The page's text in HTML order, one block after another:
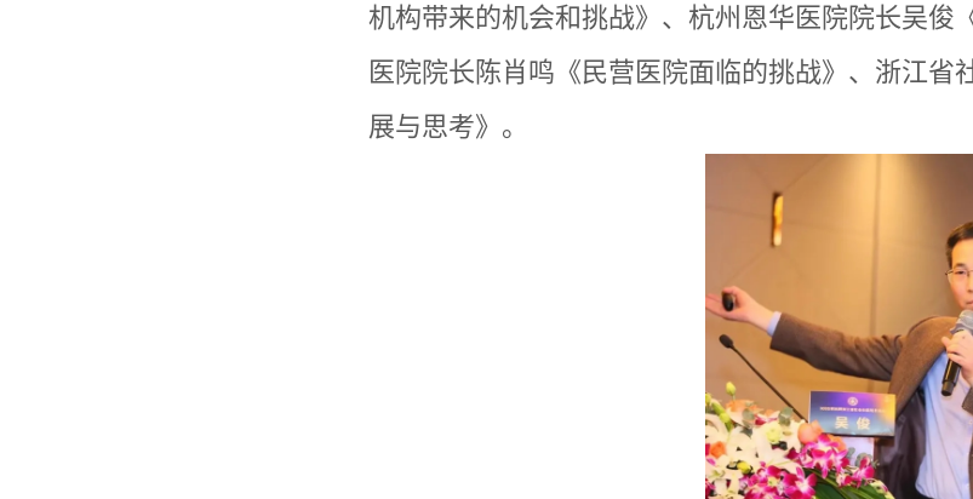
机构带来的机会和挑战》、杭州恩华医院院长吴俊
医院院长陈肖鸣《民营医院面临的挑战》、浙江
展与思考》。